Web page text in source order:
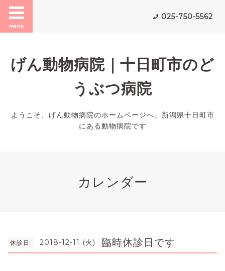
menu
025-750-5562
げん動物病院｜十日町市のど
うぶつ病院
ようこそ、げん動物病院のホームページへ。新潟県十日町市
にある動物病院です
カレンダー
休診日 2018-12-11 (火) 臨時休診日です